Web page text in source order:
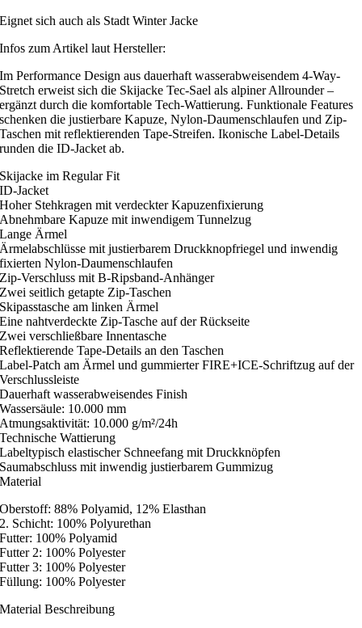
Eignet sich auch als Stadt Winter Jacke
Infos zum Artikel laut Hersteller:
Im Performance Design aus dauerhaft wasserabweisendem 4-Way-
Stretch erweist sich die Skijacke Tec-Sael als alpiner Allrounder –
ergänzt durch die komfortable Tech-Wattierung. Funktionale Features
schenken die justierbare Kapuze, Nylon-Daumenschlaufen und Zip-
Taschen mit reflektierenden Tape-Streifen. Ikonische Label-Details
runden die ID-Jacket ab.
Skijacke im Regular Fit
ID-Jacket
Hoher Stehkragen mit verdeckter Kapuzenfixierung
Abnehmbare Kapuze mit inwendigem Tunnelzug
Lange Ärmel
Ärmelabschlüsse mit justierbarem Druckknopfriegel und inwendig
fixierten Nylon-Daumenschlaufen
Zip-Verschluss mit B-Ripsband-Anhänger
Zwei seitlich getapte Zip-Taschen
Skipasstasche am linken Ärmel
Eine nahtverdeckte Zip-Tasche auf der Rückseite
Zwei verschließbare Innentasche
Reflektierende Tape-Details an den Taschen
Label-Patch am Ärmel und gummierter FIRE+ICE-Schriftzug auf der
Verschlussleiste
Dauerhaft wasserabweisendes Finish
Wassersäule: 10.000 mm
Atmungsaktivität: 10.000 g/m²/24h
Technische Wattierung
Labeltypisch elastischer Schneefang mit Druckknöpfen
Saumabschluss mit inwendig justierbarem Gummizug
Material
Oberstoff: 88% Polyamid, 12% Elasthan
2. Schicht: 100% Polyurethan
Futter: 100% Polyamid
Futter 2: 100% Polyester
Futter 3: 100% Polyester
Füllung: 100% Polyester
Material Beschreibung